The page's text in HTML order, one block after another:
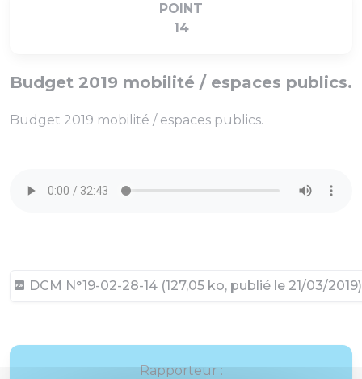
POINT
14
Budget 2019 mobilité / espaces publics.
Budget 2019 mobilité / espaces publics.
DCM N°19-02-28-14 (127,05 ko, publié le 21/03/2019)
Rapporteur :